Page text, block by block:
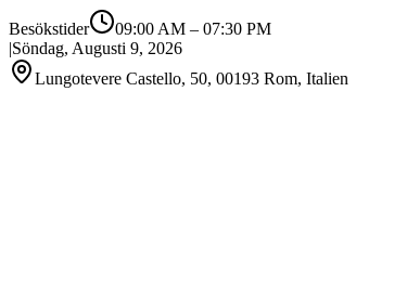
Besökstider 09:00 AM – 07:30 PM
|Söndag, Augusti 9, 2026
Lungotevere Castello, 50, 00193 Rom, Italien